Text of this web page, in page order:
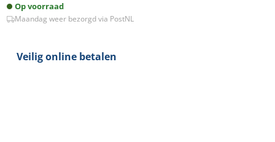
spot
kantelbaar
ZWART
Op voorraad
Maandag weer bezorgd via PostNL
Veilig online betalen